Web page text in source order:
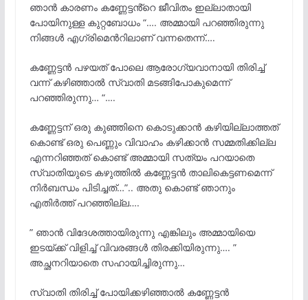
ഞാൻ കാരണം കണ്ണേട്ടൻ്റെ ജീവിതം ഇല്ലാതായി
പോയിനുള്ള കുറ്റബോധം “…. അമ്മായി പറഞ്ഞിരുന്നു
നിങ്ങൾ എഗ്രിമെൻറിലാണ് വന്നതെന്ന്….
കണ്ണേട്ടൻ പഴയത് പോലെ ആരോഗ്യവാനായി തിരിച്ച്
വന്ന് കഴിഞ്ഞാൽ സ്വാതി മടങ്ങിപോകുമെന്ന്
പറഞ്ഞിരുന്നു… “….
കണ്ണേട്ടന് ഒരു കുഞ്ഞിനെ കൊടുക്കാൻ കഴിയില്ലാത്തത്
കൊണ്ട് ഒരു പെണ്ണും വിവാഹം കഴിക്കാൻ സമ്മതിക്കില്ല
എന്നറിഞ്ഞത് കൊണ്ട് അമ്മായി സത്യം പറയാതെ
സ്വാതിയുടെ കഴുത്തിൽ കണ്ണേട്ടൻ താലികെട്ടണമെന്ന്
നിർബന്ധം പിടിച്ചത്…”.. അതു കൊണ്ട് ഞാനും
എതിർത്ത് പറഞ്ഞില്ല….
” ഞാൻ വിദേശത്തായിരുന്നു എങ്കിലും അമ്മായിയെ
ഇടയ്ക്ക് വിളിച്ച് വിവരങ്ങൾ തിരക്കിയിരുന്നു…. ”
അച്ഛനറിയാതെ സഹായിച്ചിരുന്നു…
സ്വാതി തിരിച്ച് പോയിക്കഴിഞ്ഞാൽ കണ്ണേട്ടൻ